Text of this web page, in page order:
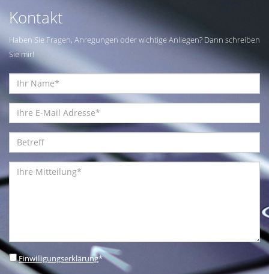
Kontakt
Haben Sie Fragen, Anregungen oder wichtige Anliegen? Dann schreiben
Sie mir!
Einwilligungserklärung*